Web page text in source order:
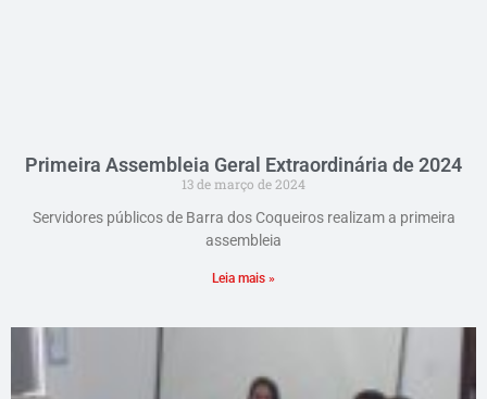
Primeira Assembleia Geral Extraordinária de 2024
13 de março de 2024
Servidores públicos de Barra dos Coqueiros realizam a primeira
assembleia
Leia mais »